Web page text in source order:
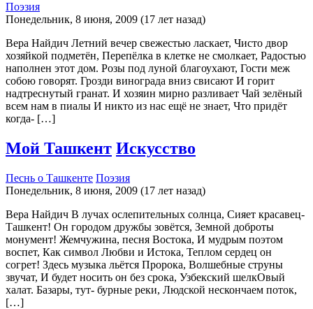
Поэзия
Понедельник, 8 июня, 2009 (17 лет назад)
Вера Найдич Летний вечер свежестью ласкает, Чисто двор
хозяйкой подметён, Перепёлка в клетке не смолкает, Радостью
наполнен этот дом. Розы под луной благоухают, Гости меж
собою говорят. Грозди винограда вниз свисают И горит
надтреснутый гранат. И хозяин мирно разливает Чай зелёный
всем нам в пиалы И никто из нас ещё не знает, Что придёт
когда- […]
Мой Ташкент Искусство
Песнь о Ташкенте Поэзия
Понедельник, 8 июня, 2009 (17 лет назад)
Вера Найдич В лучах ослепительных солнца, Сияет красавец-
Ташкент! Он городом дружбы зовётся, Земной доброты
монумент! Жемчужина, песня Востока, И мудрым поэтом
воспет, Как символ Любви и Истока, Теплом сердец он
согрет! Здесь музыка льётся Пророка, Волшебные струны
звучат, И будет носить он без срока, Узбекский шелкОвый
халат. Базары, тут- бурные реки, Людской нескончаем поток,
[…]